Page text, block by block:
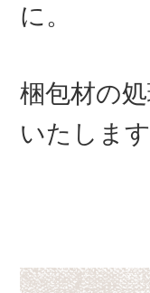
に。
梱包材の
いたします